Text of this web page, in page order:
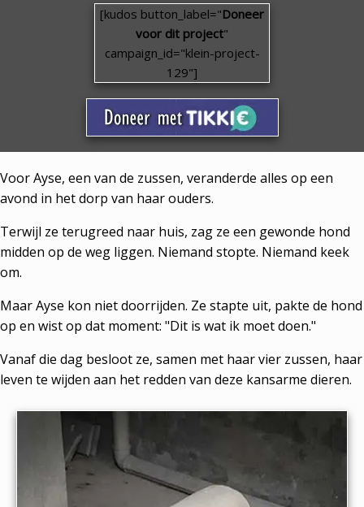
[kudos button_label="Doneer
voor dit project"
campaign_id="klein-project-
129"]
Voor Ayse, een van de zussen, veranderde alles op een
avond in het dorp van haar ouders.
Terwijl ze terugreed naar huis, zag ze een gewonde hond
midden op de weg liggen. Niemand stopte. Niemand keek
om.
Maar Ayse kon niet doorrijden. Ze stapte uit, pakte de hond
op en wist op dat moment: "Dit is wat ik moet doen."
Vanaf die dag besloot ze, samen met haar vier zussen, haar
leven te wijden aan het redden van deze kansarme dieren.